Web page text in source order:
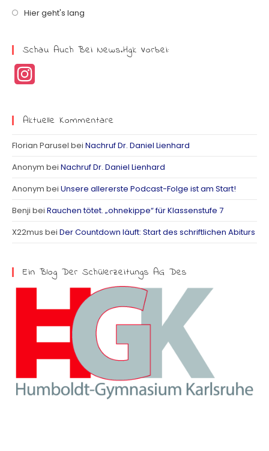
Hier geht's lang
Schau Auch Bei News.hgk Vorbei:
a
m
Aktuelle Kommentare
Florian Parusel bei Nachruf Dr. Daniel Lienhard
Anonym bei Nachruf Dr. Daniel Lienhard
Anonym bei Unsere allererste Podcast-Folge ist am Start!
Benji bei Rauchen tötet. „ohnekippe“ für Klassenstufe 7
X22mus bei Der Countdown läuft: Start des schriftlichen Abiturs
Ein Blog Der Schülerzeitungs AG Des